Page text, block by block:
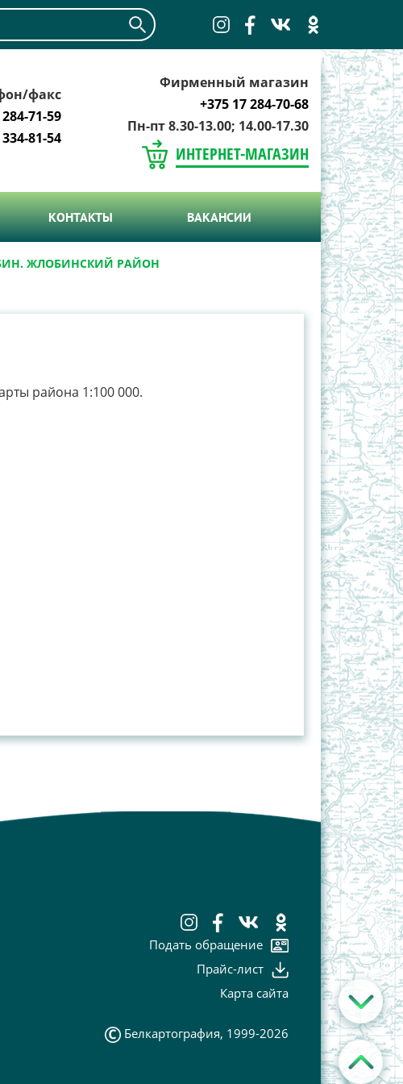
факс
71-59
81-54
Фирменный магазин
+375 17 284-70-68
Пн-пт 8.30-13.00; 14.00-17.30
ИНТЕРНЕТ-МАГАЗИН
КОНТАКТЫ ВАКАНСИИ
ЖЛОБИНСКИЙ РАЙОН
района 1:100 000.
Подать обращение
Прайс-лист
Карта сайта
Белкартография, 1999-2026